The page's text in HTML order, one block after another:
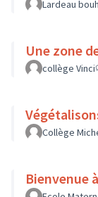
Lardeau
Une zone
collège Vinci
Collège
Bienvenue